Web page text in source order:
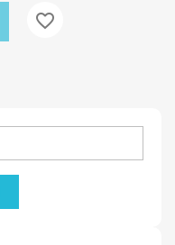
favorite_border